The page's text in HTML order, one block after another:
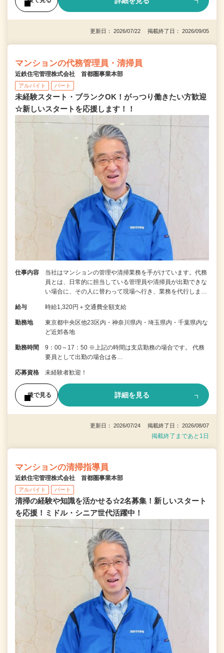
更新日： 2026/07/22 掲載終了日： 2026/09/05
マンションの代務管理員・清掃員
近鉄住宅管理株式会社 首都圏事業本部
アルバイト パート
未経験スタート・ブランクOK！がっつり働きたい方歓迎
☆新しいスタートを応援します！！
仕事内容
当社はマンションの管理や清掃業務を手がけています。代務
員とは、日常的に担当している管理員や清掃員が出勤できな
い場合に、その人に替わって現場へ行き、業務を代行しま…
給与 時給1,320円＋交通費全額支給
勤務地
東京都中央区他23区内・神奈川県内・埼玉県内・千葉県内な
ど近郊各地
勤務時間
9：00～17：50 ※上記の時間は支店勤務の場合です。 代務
要員として出勤の場合は各…
応募資格 未経験者歓迎！
後で見る 詳細を見る
更新日： 2026/07/24 掲載終了日： 2026/08/07
掲載終了まであと1日
マンションの清掃指導員
近鉄住宅管理株式会社 首都圏事業本部
アルバイト パート
清掃の経験や知識を活かせる☆2名募集！新しいスタート
を応援！ミドル・シニア世代活躍中！